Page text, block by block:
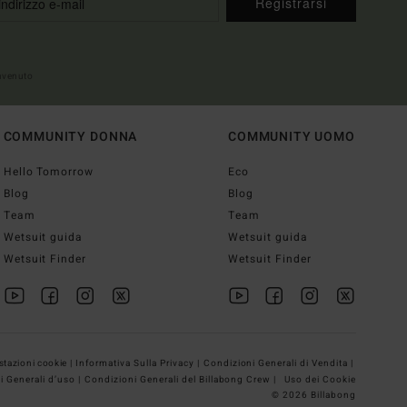
COMMUNITY DONNA
Hello Tomorrow
Blog
Team
Wetsuit guida
Wetsuit Finder
COMMUNITY UOMO
Eco
Blog
Team
Wetsuit guida
Wetsuit Finder
cookie | Informativa Sulla Privacy | Condizioni Generali di Vendita |
Generali d’uso | Condizioni Generali del Billabong Crew |
Uso dei Cookie
© 2026 Billabong